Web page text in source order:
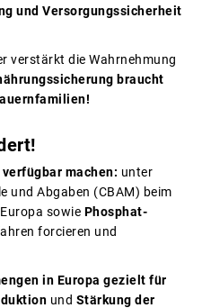
und Versorgungssicherheit
verstärkt die Wahrnehmung
braucht
machen: unter
und Abgaben (CBAM) beim
sowie Phosphat-
forcieren und
in Europa gezielt für
und Stärkung der